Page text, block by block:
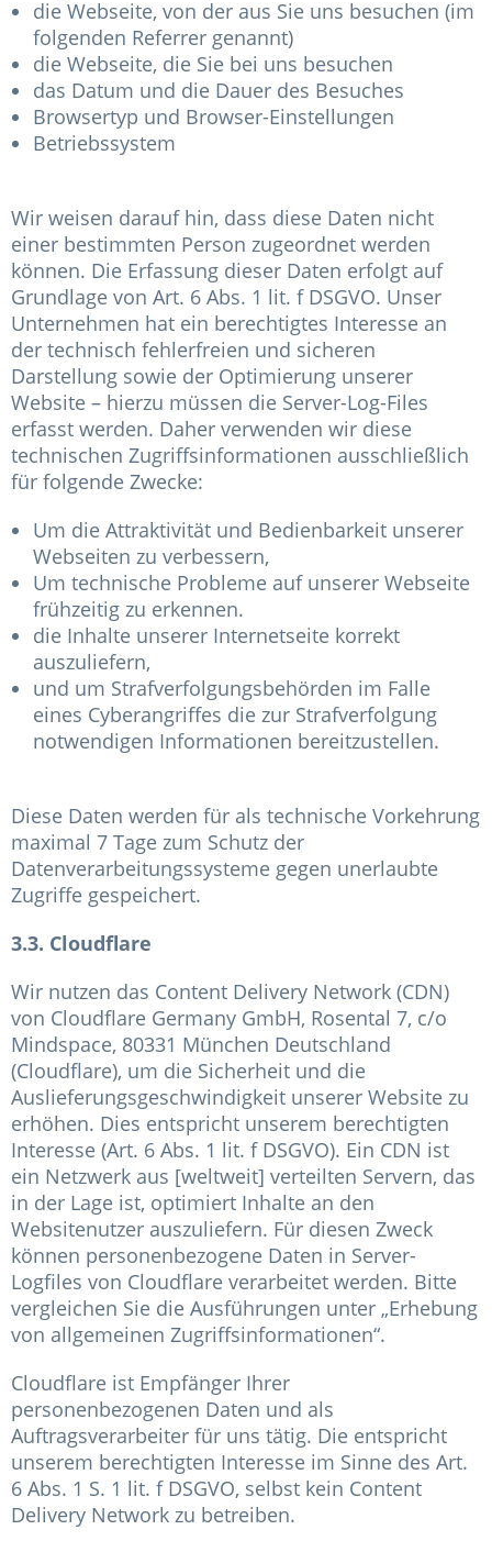
die Webseite, von der aus Sie uns besuchen (im
folgenden Referrer genannt)
die Webseite, die Sie bei uns besuchen
das Datum und die Dauer des Besuches
Browsertyp und Browser-Einstellungen
Betriebssystem
Wir weisen darauf hin, dass diese Daten nicht
einer bestimmten Person zugeordnet werden
können. Die Erfassung dieser Daten erfolgt auf
Grundlage von Art. 6 Abs. 1 lit. f DSGVO. Unser
Unternehmen hat ein berechtigtes Interesse an
der technisch fehlerfreien und sicheren
Darstellung sowie der Optimierung unserer
Website – hierzu müssen die Server-Log-Files
erfasst werden. Daher verwenden wir diese
technischen Zugriffsinformationen ausschließlich
für folgende Zwecke:
Um die Attraktivität und Bedienbarkeit unserer
Webseiten zu verbessern,
Um technische Probleme auf unserer Webseite
frühzeitig zu erkennen.
die Inhalte unserer Internetseite korrekt
auszuliefern,
und um Strafverfolgungsbehörden im Falle
eines Cyberangriffes die zur Strafverfolgung
notwendigen Informationen bereitzustellen.
Diese Daten werden für als technische Vorkehrung
maximal 7 Tage zum Schutz der
Datenverarbeitungssysteme gegen unerlaubte
Zugriffe gespeichert.
3.3. Cloudflare
Wir nutzen das Content Delivery Network (CDN)
von Cloudflare Germany GmbH, Rosental 7, c/o
Mindspace, 80331 München Deutschland
(Cloudflare), um die Sicherheit und die
Auslieferungsgeschwindigkeit unserer Website zu
erhöhen. Dies entspricht unserem berechtigten
Interesse (Art. 6 Abs. 1 lit. f DSGVO). Ein CDN ist
ein Netzwerk aus [weltweit] verteilten Servern, das
in der Lage ist, optimiert Inhalte an den
Websitenutzer auszuliefern. Für diesen Zweck
können personenbezogene Daten in Server-
Logfiles von Cloudflare verarbeitet werden. Bitte
vergleichen Sie die Ausführungen unter „Erhebung
von allgemeinen Zugriffsinformationen“.
Cloudflare ist Empfänger Ihrer
personenbezogenen Daten und als
Auftragsverarbeiter für uns tätig. Die entspricht
unserem berechtigten Interesse im Sinne des Art.
6 Abs. 1 S. 1 lit. f DSGVO, selbst kein Content
Delivery Network zu betreiben.